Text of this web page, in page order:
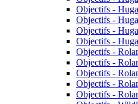
Objectifs -
Objectifs -
Objectifs -
Objectifs -
Objectifs -
Objectifs -
Objectifs -
Objectifs -
Objectifs -